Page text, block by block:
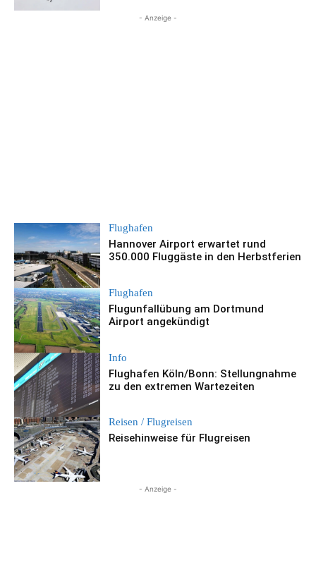
- Anzeige -
Flughafen
Hannover Airport erwartet rund
350.000 Fluggäste in den Herbstferien
Flughafen
Flugunfallübung am Dortmund
Airport angekündigt
Info
Flughafen Köln/Bonn: Stellungnahme
zu den extremen Wartezeiten
Reisen / Flugreisen
Reisehinweise für Flugreisen
- Anzeige -